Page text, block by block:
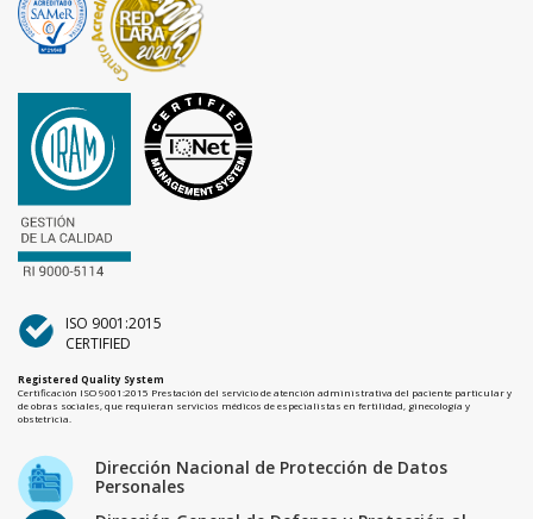
ISO 9001:2015
CERTIFIED
Registered Quality System
Certificación ISO 9001:2015 Prestación del servicio de atención administrativa del paciente particular y
de obras sociales, que requieran servicios médicos de especialistas en fertilidad, ginecología y
obstetricia.
Dirección Nacional de Protección de Datos
Personales